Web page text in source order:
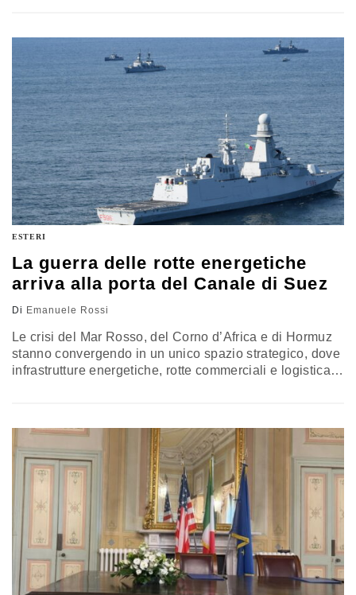
interpretare la competizione con la Cina attraverso il
prisma della diplomazia transazionale del leader
Donald Trump
ESTERI
La guerra delle rotte energetiche
arriva alla porta del Canale di Suez
Di Emanuele Rossi
Le crisi del Mar Rosso, del Corno d’Africa e di Hormuz
stanno convergendo in un unico spazio strategico, dove
infrastrutture energetiche, rotte commerciali e logistica